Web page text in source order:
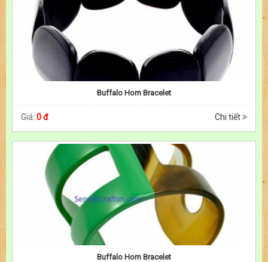
Buffalo Horn Bracelet
Giá: 0 đ Chi tiết
Buffalo Horn Bracelet